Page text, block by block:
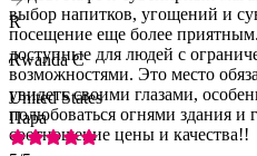
выбор напитков, угощений и
посещение еще более
доступные для людей с
возможностями. Это место
увидеть своими глазами,
полюбоваться огнями здания и
соотношение цены и качества!!
R
Rwanda C
United States
Пара